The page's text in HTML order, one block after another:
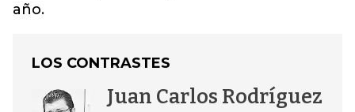
año.
LOS CONTRASTES
Juan Carlos Rodríguez